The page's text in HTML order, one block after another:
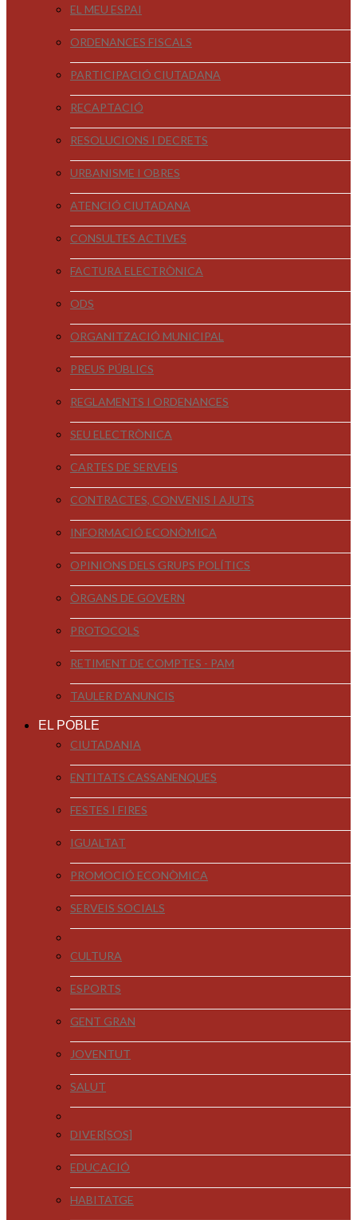
EL MEU ESPAI
ORDENANCES FISCALS
PARTICIPACIÓ CIUTADANA
RECAPTACIÓ
RESOLUCIONS I DECRETS
URBANISME I OBRES
ATENCIÓ CIUTADANA
CONSULTES ACTIVES
FACTURA ELECTRÒNICA
ODS
ORGANITZACIÓ MUNICIPAL
PREUS PÚBLICS
REGLAMENTS I ORDENANCES
SEU ELECTRÒNICA
CARTES DE SERVEIS
CONTRACTES, CONVENIS I AJUTS
INFORMACIÓ ECONÒMICA
OPINIONS DELS GRUPS POLÍTICS
ÒRGANS DE GOVERN
PROTOCOLS
RETIMENT DE COMPTES - PAM
TAULER D'ANUNCIS
EL POBLE
CIUTADANIA
ENTITATS CASSANENQUES
FESTES I FIRES
IGUALTAT
PROMOCIÓ ECONÒMICA
SERVEIS SOCIALS
CULTURA
ESPORTS
GENT GRAN
JOVENTUT
SALUT
DIVER[SOS]
EDUCACIÓ
HABITATGE